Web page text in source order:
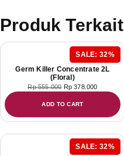
Produk Terkait
SALE: 32%
Germ Killer Concentrate 2L
(Floral)
Rp555.000 Rp 378.000
ADD TO CART
SALE: 32%